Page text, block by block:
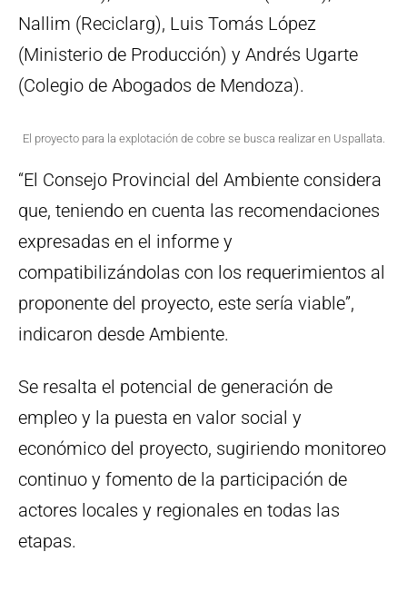
Nallim (Reciclarg), Luis Tomás López
(Ministerio de Producción) y Andrés Ugarte
(Colegio de Abogados de Mendoza).
El proyecto para la explotación de cobre se busca realizar en Uspallata.
“El Consejo Provincial del Ambiente considera
que, teniendo en cuenta las recomendaciones
expresadas en el informe y
compatibilizándolas con los requerimientos al
proponente del proyecto, este sería viable”,
indicaron desde Ambiente.
Se resalta el potencial de generación de
empleo y la puesta en valor social y
económico del proyecto, sugiriendo monitoreo
continuo y fomento de la participación de
actores locales y regionales en todas las
etapas.